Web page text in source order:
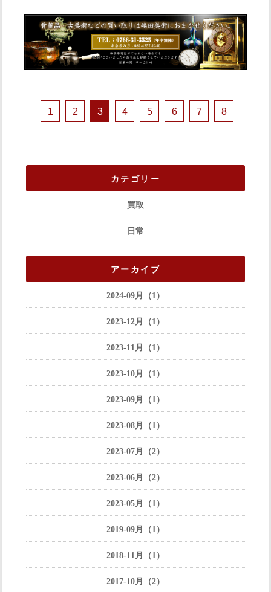
1 2 3 4 5 6 7 8
カテゴリー
買取
日常
アーカイブ
2024-09月（1）
2023-12月（1）
2023-11月（1）
2023-10月（1）
2023-09月（1）
2023-08月（1）
2023-07月（2）
2023-06月（2）
2023-05月（1）
2019-09月（1）
2018-11月（1）
2017-10月（2）